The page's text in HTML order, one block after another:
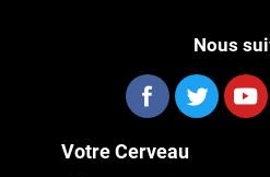
Nous
Votre Cerveau